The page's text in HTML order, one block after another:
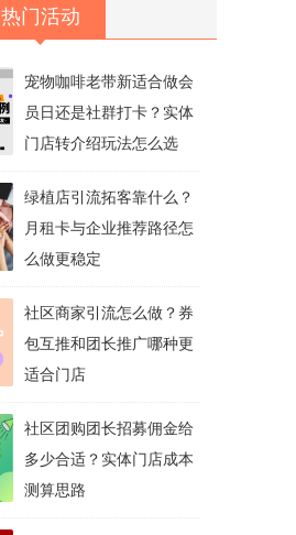
热门活动
宠物咖啡老带新适合做会
员日还是社群打卡？实体
门店转介绍玩法怎么选
绿植店引流拓客靠什么？
月租卡与企业推荐路径怎
么做更稳定
社区商家引流怎么做？券
包互推和团长推广哪种更
适合门店
社区团购团长招募佣金给
多少合适？实体门店成本
测算思路